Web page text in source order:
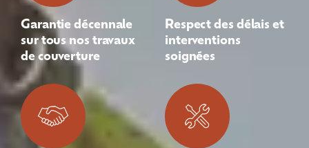
Garantie décennale
sur tous nos travaux
de couverture
Respect des délais et
interventions
soignées